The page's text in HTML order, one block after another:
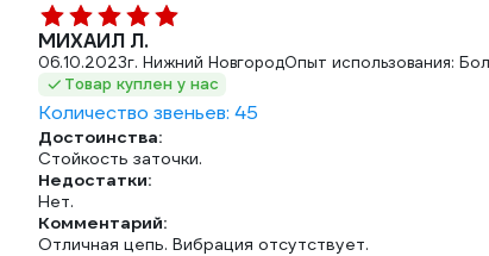
МИХАИЛ Л.
06.10.2023г. Нижний НовгородОпыт использования:
Товар куплен у нас
Количество звеньев: 45
Достоинства:
Стойкость заточки.
Недостатки:
Нет.
Комментарий:
Отличная цепь. Вибрация отсутствует.